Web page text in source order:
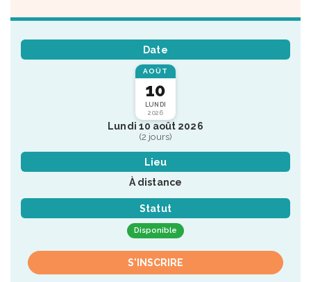
Date
AOÛT
10
LUNDI
2026
Lundi 10 août 2026
(2 jours)
Lieu
À distance
Statut
Disponible
S'INSCRIRE